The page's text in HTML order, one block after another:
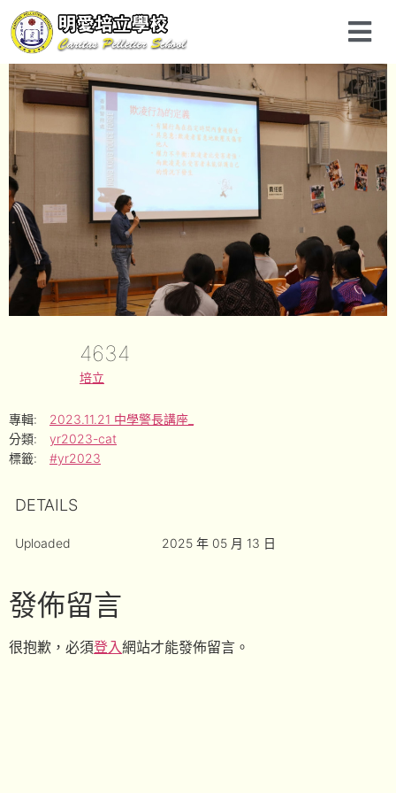
4634
培立
專輯:
2023.11.21 中學警長講座_
分類:
yr2023-cat
標籤:
#yr2023
DETAILS
Uploaded 2025 年 05 月 13 日
發佈留言
很抱歉，必須登入網站才能發佈留言。